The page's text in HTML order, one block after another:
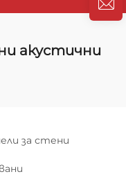
акустични
за стени